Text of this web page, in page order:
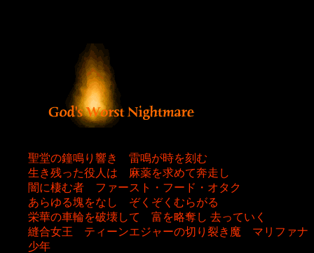
聖堂の鐘鳴り響き 雷鳴が時を刻む
生き残った役人は 麻薬を求めて奔走し
闇に棲む者 ファースト・フード・オタク
あらゆる塊をなし ぞくぞくむらがる
栄華の車輪を破壊して 富を略奪し 去っていく
縫合女王 ティーンエジャーの切り裂き魔 マリファナ
少年